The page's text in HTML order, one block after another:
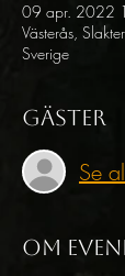
09 apr. 2022
Västerås,
Sverige
Gäster
Se
Om